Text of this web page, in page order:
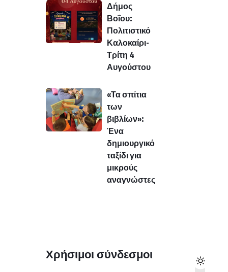
Δήμος
Βοΐου:
Πολιτιστικό
Καλοκαίρι-
Τρίτη 4
Αυγούστου
«Τα σπίτια
των
βιβλίων»:
Ένα
δημιουργικό
ταξίδι για
μικρούς
αναγνώστες
Χρήσιμοι σύνδεσμοι